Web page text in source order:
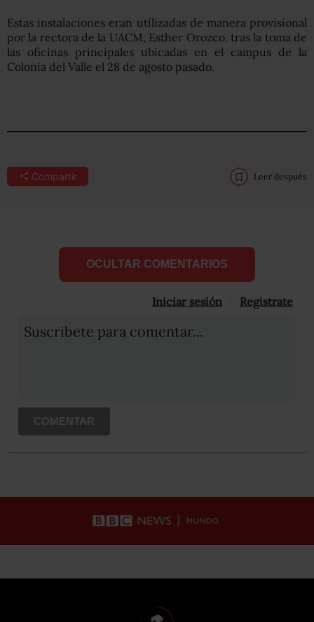
Estas instalaciones eran utilizadas de manera provisional
por la rectora de la UACM, Esther Orozco, tras la toma de
las oficinas principales ubicadas en el campus de la
Colonia del Valle el 28 de agosto pasado.
Compartir Leer después
OCULTAR COMENTARIOS
Iniciar sesión Registrate
Suscribete para comentar...
COMENTAR